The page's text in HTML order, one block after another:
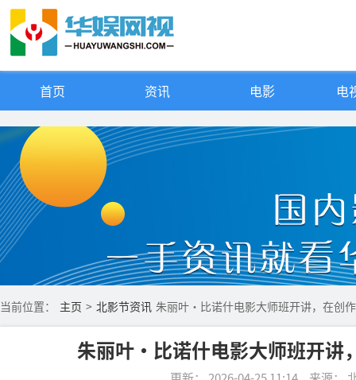
首页 资讯 电影 电
当前位置： 主页 > 北影节资讯 朱丽叶·比诺什电影大师班开讲，在创
朱丽叶·比诺什电影大师班开讲